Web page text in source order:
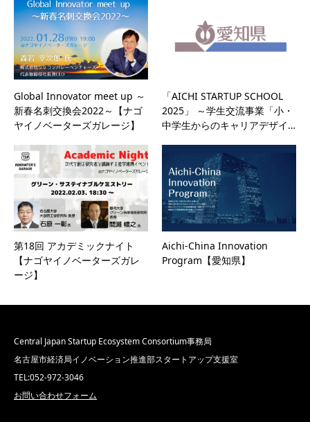
Global Innovator meet up ～
新春名刺交換会2022～【ナゴ
ヤイノベーターズガレージ】
「AICHI STARTUP SCHOOL
2025」 ～学生交流事業「小・
中学生からのキャリアデザイ…
第18回 アカデミックナイト
【ナゴヤイノベーターズガレ
ージ】
Aichi-China Innovation
Program【愛知県】
Central Japan Startup Ecosystem Consortium事務局
名古屋市経済局イノベーション推進部スタートアップ支援室
TEL:052-972-3046
お問い合わせフォーム